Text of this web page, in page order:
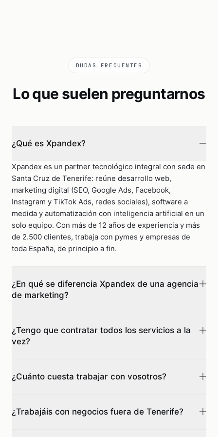
DUDAS FRECUENTES
Lo que suelen preguntarnos
¿Qué es Xpandex?
Xpandex es un partner tecnológico integral con sede en
Santa Cruz de Tenerife: reúne desarrollo web,
marketing digital (SEO, Google Ads, Facebook,
Instagram y TikTok Ads, redes sociales), software a
medida y automatización con inteligencia artificial en un
solo equipo. Con más de 12 años de experiencia y más
de 2.500 clientes, trabaja con pymes y empresas de
toda España, de principio a fin.
¿En qué se diferencia Xpandex de una agencia
de marketing?
equipo de tecnología completo: web, marketing,
automatización e IA bajo un mismo techo, conectados
¿Tengo que contratar todos los servicios a la
vez?
negocio y el sistema crece a tu ritmo. Lo importante es
¿Cuánto cuesta trabajar con vosotros?
que sea accesible: hay planes de web desde 65 €/mes y
¿Trabajáis con negocios fuera de Tenerife?